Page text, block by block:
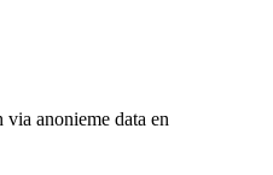
anonieme data en